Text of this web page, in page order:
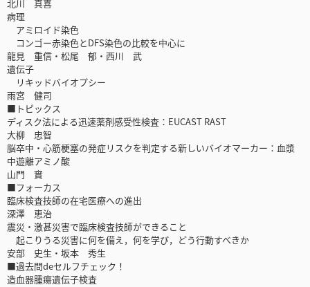
北川 真喜
病理
アミロイド染色
コンゴー赤染色とDFS染色の比較を中心に
龍見 重信・松尾 郁・西川 武
遺伝子
リキッドバイオプシー
雨宮 健司
■トピックス
ディスク法による迅速薬剤感受性検査：EUCAST RAST
大柳 忠智
脳卒中・心筋梗塞の発症リスクを判定する新しいバイオマーカー：血漿
中遊離アミノ酸
山門 實
■フォーカス
臨床検査技師の在宅医療への進出
深澤 恵治
震災・激甚災害で臨床検査技師ができること
起こりうる災害に何を備え，何を学び，どう行動すべきか
安部 史生・坂本 秀生
■過去問deセルフチェック！
造血器腫瘍遺伝子検査